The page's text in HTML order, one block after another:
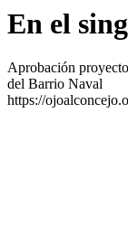
En el
Aprobación
del Barrio Naval
https://